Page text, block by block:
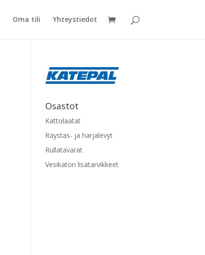
Oma tili Yhteystiedot
Osastot
Kattolaatat
Räystäs- ja harjalevyt
Rullatavarat
Vesikaton lisätarvikkeet